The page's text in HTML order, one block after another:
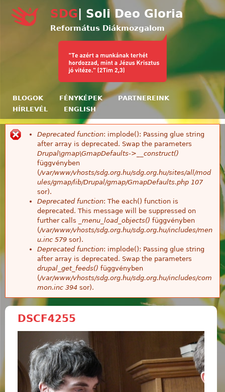
Ugrás a tartalomra
SDG | Soli Deo Gloria
Református Diákmozgalom
BLOGOK FÉNYKÉPEK
PARTNEREINK
HÍRLEVÉL
ENGLISH
Hibaüzenet
Deprecated function: implode(): Passing glue string
after array is deprecated. Swap the parameters
Drupal\gmap\GmapDefaults->__construct()
függvényben
(/var/www/vhosts/sdg.org.hu/sdg.org.hu/sites/all/mod
ules/gmap/lib/Drupal/gmap/GmapDefaults.php 107
sor).
Deprecated function: The each() function is
deprecated. This message will be suppressed on
further calls
_menu_load_objects() függvényben
(/var/www/vhosts/sdg.org.hu/sdg.org.hu/includes/men
u.inc 579 sor).
Deprecated function: implode(): Passing glue string
after array is deprecated. Swap the parameters
drupal_get_feeds() függvényben
(/var/www/vhosts/sdg.org.hu/sdg.org.hu/includes/com
mon.inc 394 sor).
DSCF4255